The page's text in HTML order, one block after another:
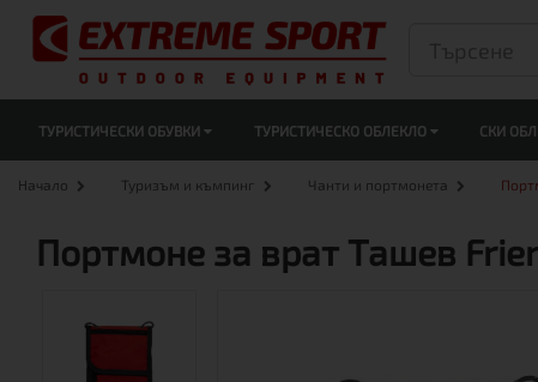
ТУРИСТИЧЕСКИ ОБУВКИ ТУРИСТИЧЕСКО ОБЛЕКЛО СКИ
Начало Туризъм и къмпинг Чанти и портмонета
Портмоне за врат Ташев